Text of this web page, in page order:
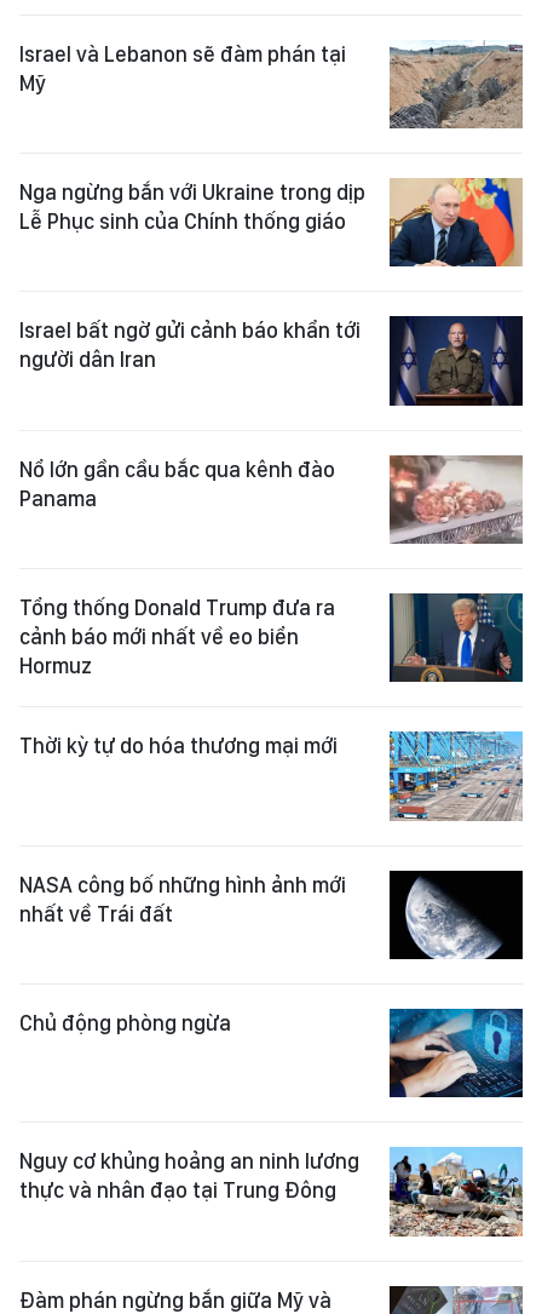
Israel và Lebanon sẽ đàm phán tại
Mỹ
Nga ngừng bắn với Ukraine trong dịp
Lễ Phục sinh của Chính thống giáo
Israel bất ngờ gửi cảnh báo khẩn tới
người dân Iran
Nổ lớn gần cầu bắc qua kênh đào
Panama
Tổng thống Donald Trump đưa ra
cảnh báo mới nhất về eo biển
Hormuz
Thời kỳ tự do hóa thương mại mới
NASA công bố những hình ảnh mới
nhất về Trái đất
Chủ động phòng ngừa
Nguy cơ khủng hoảng an ninh lương
thực và nhân đạo tại Trung Đông
Đàm phán ngừng bắn giữa Mỹ và